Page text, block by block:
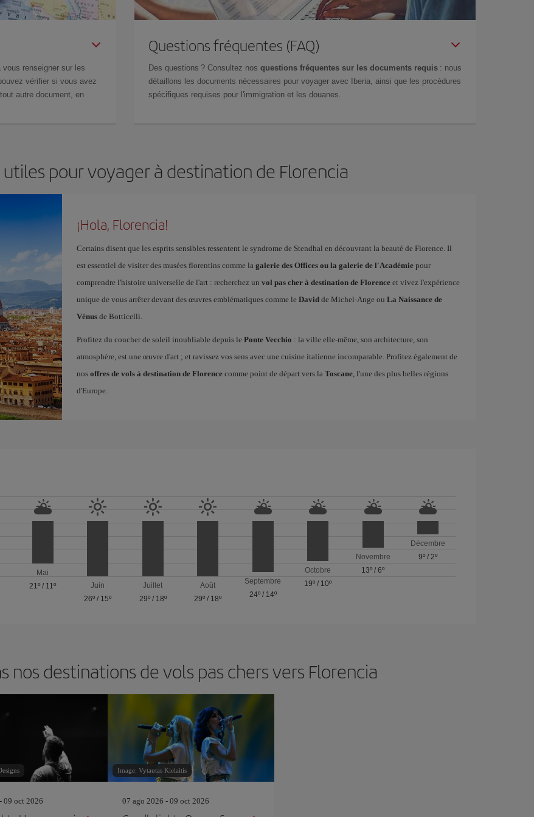
vous renseigner sur les
vérifier si vous avez
autre document, en
Questions fréquentes (FAQ)
Des questions ? Consultez nos questions fréquentes sur les documents requis : nous
détaillons les documents nécessaires pour voyager avec Iberia, ainsi que les procédures
spécifiques requises pour l'immigration et les douanes.
pour voyager à destination de Florencia
¡Hola, Florencia!
Certains disent que les esprits sensibles ressentent le syndrome de Stendhal en découvrant la beauté de Florence. Il
est essentiel de visiter des musées florentins comme la galerie des Offices ou la galerie de l'Académiepour
comprendre l'histoire universelle de l'art : recherchez un vol pas cher à destination de Florenceet vivez l'expérience
unique de vous arrêter devant des œuvres emblématiques comme le Davidde Michel-Ange ou La Naissance de
Vénusde Botticelli.
Profitez du coucher de soleil inoubliable depuis le Ponte Vecchio : la ville elle-même, son architecture, son
atmosphère, est une œuvre d'art ; et ravissez vos sens avec une cuisine italienne incomparable. Profitez également de
nos offres de vols à destination de Florencecomme point de départ vers la Toscane, l'une des plus belles régions
d'Europe.
Mai
21º / 11º
Juin
26º / 15º
Juillet
29º/ 18º
Août
29º / 18º
Septembre
24º/ 14º
Octobre
19º / 10º
Novembre
13º /6º
Décembre
9º /2º
nos destinations de vols pas chers vers Florencia
09 oct 2026
Image: Vytautas Kielaitis
07 ago 2026 - 09 oct 2026